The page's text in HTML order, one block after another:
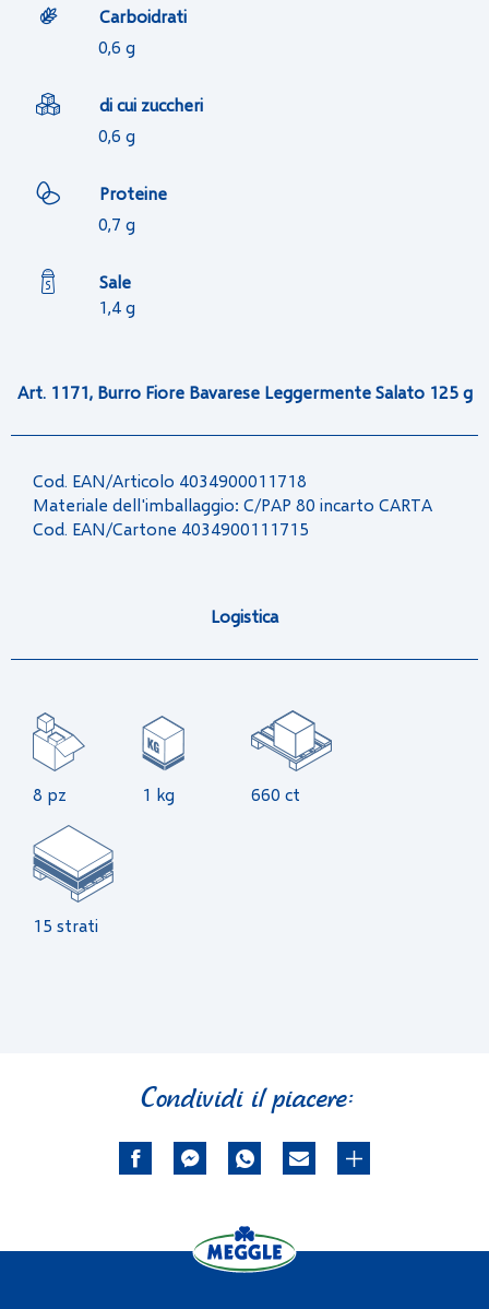
Carboidrati
0,6 g
di cui zuccheri
0,6 g
Proteine
0,7 g
Sale
1,4 g
Art. 1171, Burro Fiore Bavarese Leggermente Salato 125 g
Cod. EAN/Articolo 4034900011718
Materiale dell'imballaggio: C/PAP 80 incarto CARTA
Cod. EAN/Cartone 4034900111715
Logistica
8 pz 1 kg 660 ct
15 strati
Condividi il piacere: